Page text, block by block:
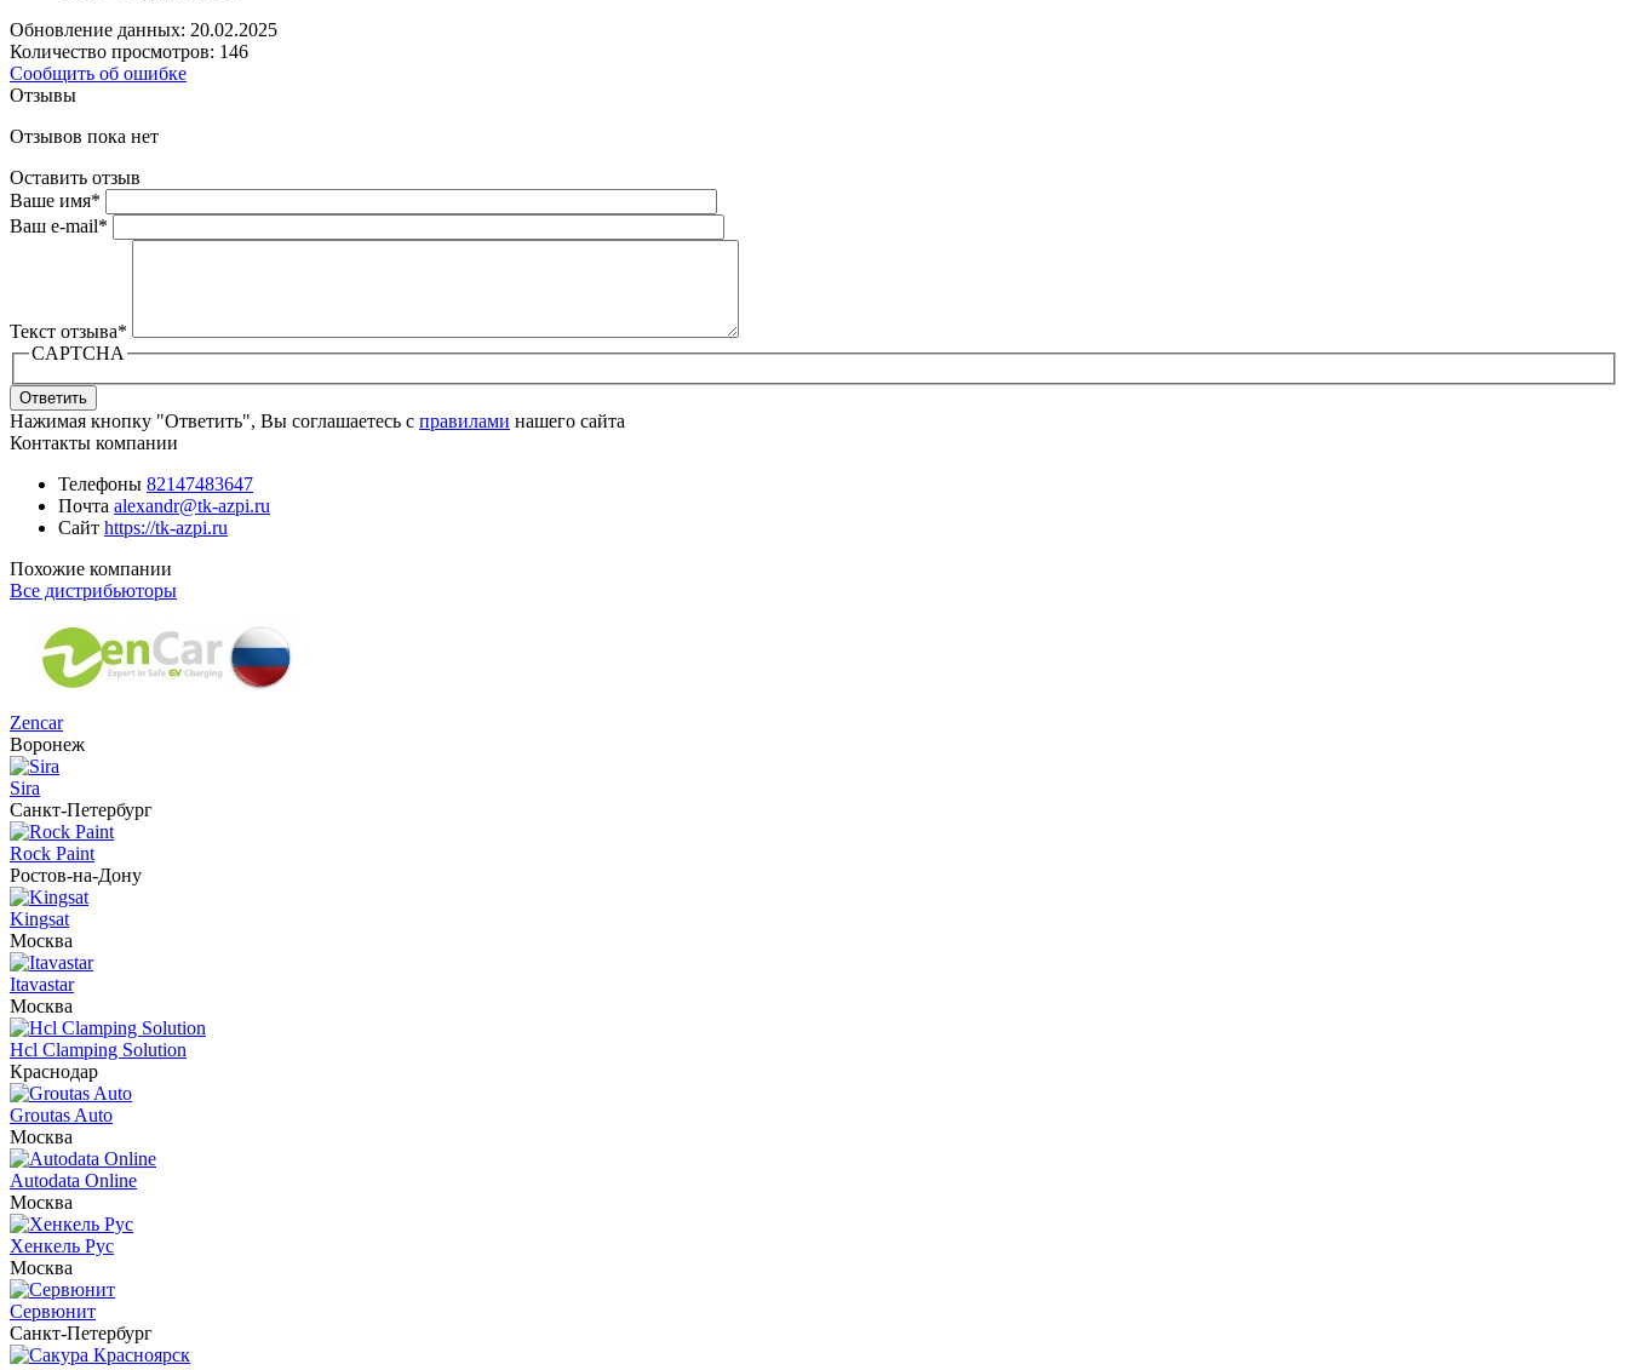
Обновление данных: 20.02.2025
Количество просмотров: 146
Сообщить об ошибке
Отзывы
Отзывов пока нет
Оставить отзыв
Ваше имя*
Ваш e-mail*
Текст отзыва*
CAPTCHA
Ответить
Нажимая кнопку "Ответить", Вы соглашаетесь с правилами нашего сайта
Контакты компании
Телефоны 82147483647
Почта alexandr@tk-azpi.ru
Сайт https://tk-azpi.ru
Похожие компании
Все дистрибьюторы
Zencar
Воронеж
Sira
Санкт-Петербург
Rock Paint
Ростов-на-Дону
Kingsat
Москва
Itavastar
Москва
Hcl Clamping Solution
Краснодар
Groutas Auto
Москва
Autodata Online
Москва
Хенкель Рус
Москва
Сервюнит
Санкт-Петербург